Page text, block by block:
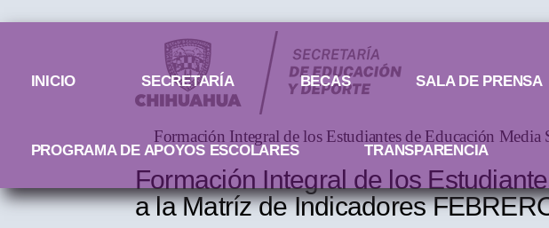
Menú principal
INICIO SECRETARÍA BECAS SALA DE PRENSA
PROGRAMA DE APOYOS ESCOLARES TRANSPARENCIA
Formación Integral de los Estudiantes de Educación
Formación Integral de los
a la Matríz de Indicadores